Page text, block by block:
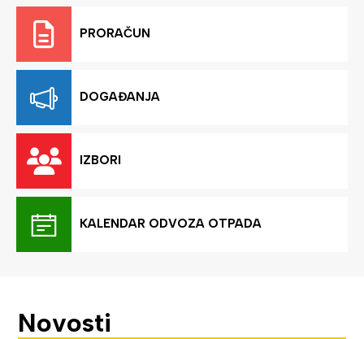
PRORAČUN
DOGAĐANJA
IZBORI
KALENDAR ODVOZA OTPADA
Novosti